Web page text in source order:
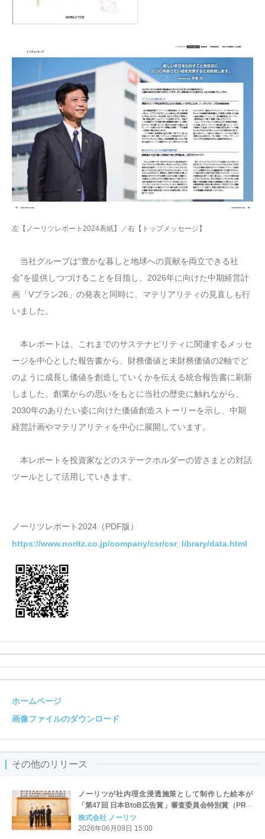
左【ノーリツレポート2024表紙】／右【トップメッセージ】
当社グループは“豊かな暮しと地球への貢献を両立できる社
会”を提供しつづけることを目指し、2026年に向けた中期経営計
画「Vプラン26」の発表と同時に、マテリアリティの見直しも行
いました。
本レポートは、これまでのサステナビリティに関連するメッセ
ージを中心とした報告書から、財務価値と未財務価値の2軸でど
のように成長し価値を創造していくかを伝える統合報告書に刷新
しました。創業からの思いをもとに当社の歴史に触れながら、
2030年のありたい姿に向けた価値創造ストーリーを示し、中期
経営計画やマテリアリティを中心に展開しています。
本レポートを投資家などのステークホルダーの皆さまとの対話
ツールとして活用していきます。
ノーリツレポート2024（PDF版）
https://www.noritz.co.jp/company/csr/csr_library/data.html
ホームページ
画像ファイルのダウンロード
その他のリリース
ノーリツが社内理念浸透施策として制作した絵本が
「第47回 日本BtoB広告賞」審査委員会特別賞（PR誌
の部）を受賞
株式会社 ノーリツ
2026年06月09日 15:00